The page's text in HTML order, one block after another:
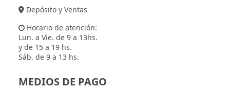
Depósito y Ventas
Horario de atención:
Lun. a Vie. de 9 a 13hs.
y de 15 a 19 hs.
Sáb. de 9 a 13 hs.
MEDIOS DE PAGO